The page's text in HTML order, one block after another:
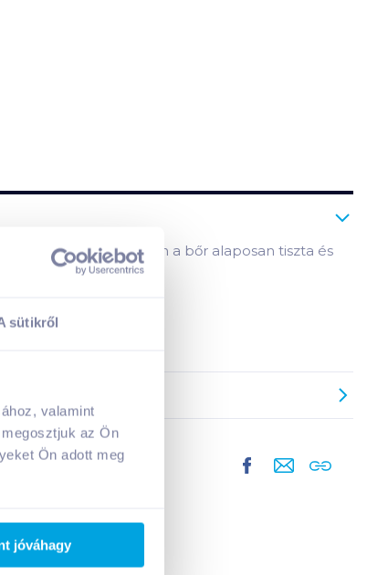
sütikről
valamint
az Ön
Ön adott meg
jóváhagy
használata után a bőr alaposan tiszta és